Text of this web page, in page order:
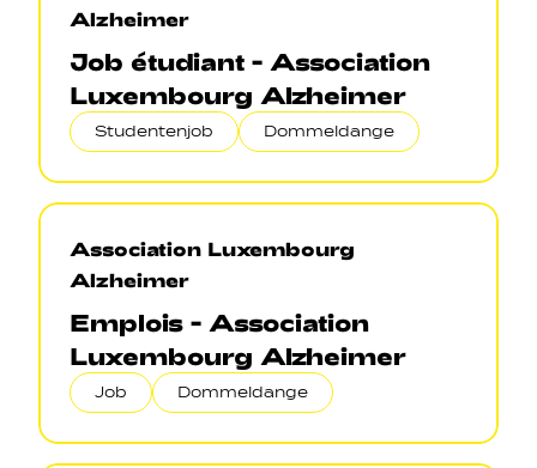
Alzheimer
Job étudiant - Association
Luxembourg Alzheimer
Studentenjob Dommeldange
Association Luxembourg
Alzheimer
Emplois - Association
Luxembourg Alzheimer
Job Dommeldange